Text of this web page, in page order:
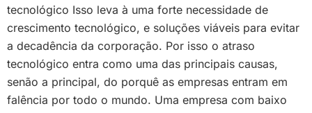
tecnológico Isso leva à uma forte necessidade de
crescimento tecnológico, e soluções viáveis para evitar
a decadência da corporação. Por isso o atraso
tecnológico entra como uma das principais causas,
senão a principal, do porquê as empresas entram em
falência por todo o mundo. Uma empresa com baixo